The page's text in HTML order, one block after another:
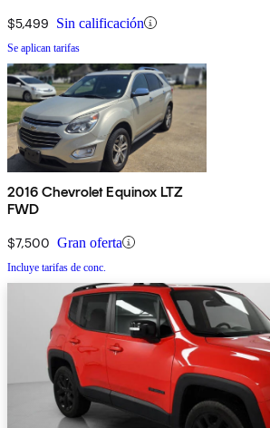
$5,499 Sin calificación
Se aplican tarifas
2016 Chevrolet Equinox LTZ
FWD
$7,500 Gran oferta
Incluye tarifas de conc.